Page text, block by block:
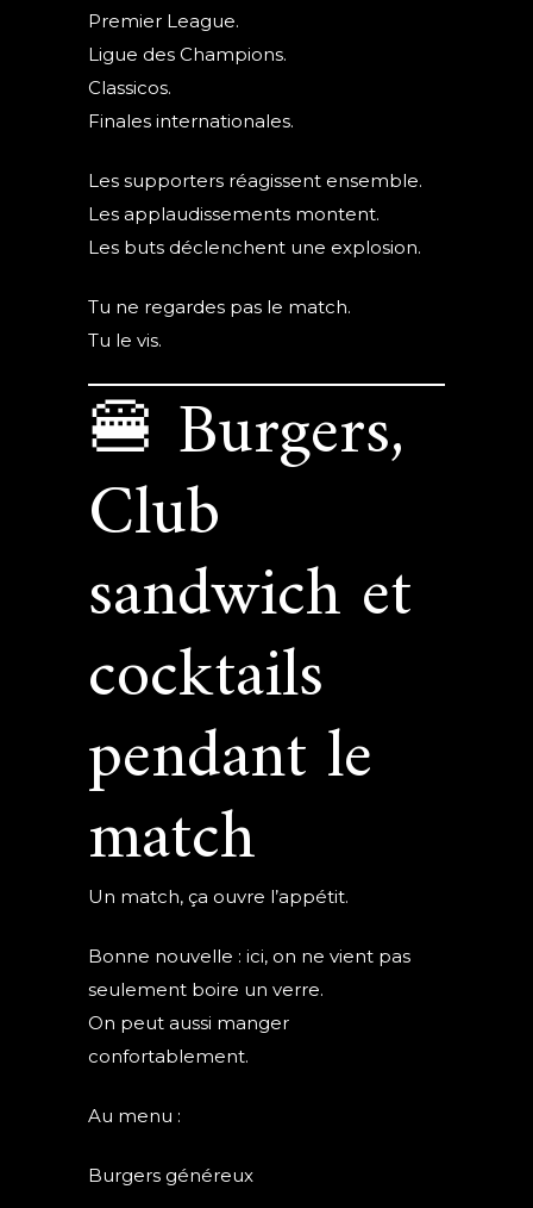
Premier League.
Ligue des Champions.
Classicos.
Finales internationales.
Les supporters réagissent ensemble.
Les applaudissements montent.
Les buts déclenchent une explosion.
Tu ne regardes pas le match.
Tu le vis.
🍔 Burgers,
Club
sandwich et
cocktails
pendant le
match
Un match, ça ouvre l’appétit.
Bonne nouvelle : ici, on ne vient pas
seulement boire un verre.
On peut aussi manger
confortablement.
Au menu :
Burgers généreux